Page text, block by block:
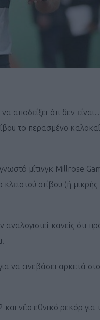
να αποδείξει ότι δεν
το περασμένο
μίτινγκ Millrose
στίβου (ή
κανείς ότι
να ανεβάσει αρκετά
νέο εθνικό ρεκόρ για